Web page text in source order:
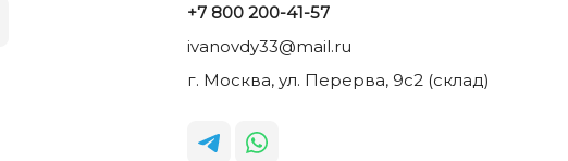
+7 800 200-41-57
ivanovdy33@mail.ru
г. Москва, ул. Перерва, 9с2 (склад)